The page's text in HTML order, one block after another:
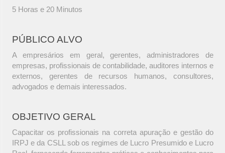
5 Horas e 20 Minutos
PÚBLICO ALVO
A empresários em geral, gerentes, administradores de
empresas, profissionais de contabilidade, auditores internos e
externos, gerentes de recursos humanos, consultores,
advogados e demais interessados.
OBJETIVO GERAL
Capacitar os profissionais na correta apuração e gestão do
IRPJ e da CSLL sob os regimes de Lucro Presumido e Lucro